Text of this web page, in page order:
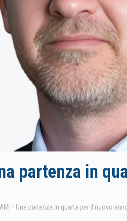
partenza in
– Una partenza in quarta per il nuovo